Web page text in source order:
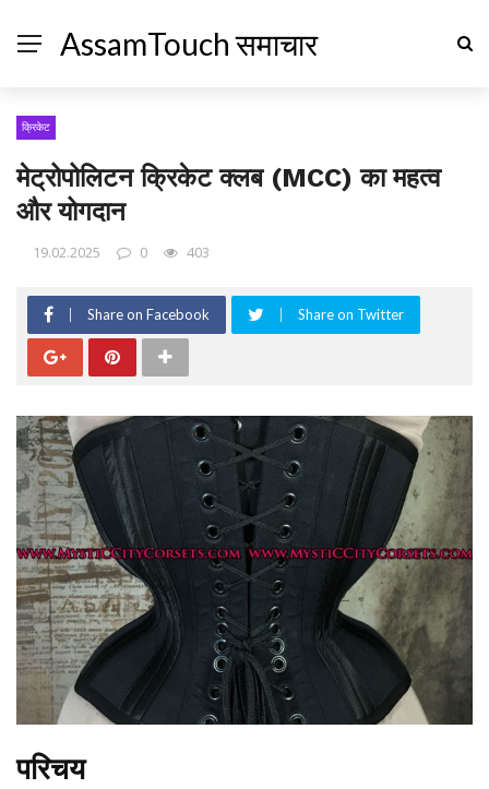
AssamTouch समाचार
क्रिकेट
मेट्रोपोलिटन क्रिकेट क्लब (MCC) का महत्व
और योगदान
19.02.2025 0 403
Share on Facebook Share on Twitter
परिचय